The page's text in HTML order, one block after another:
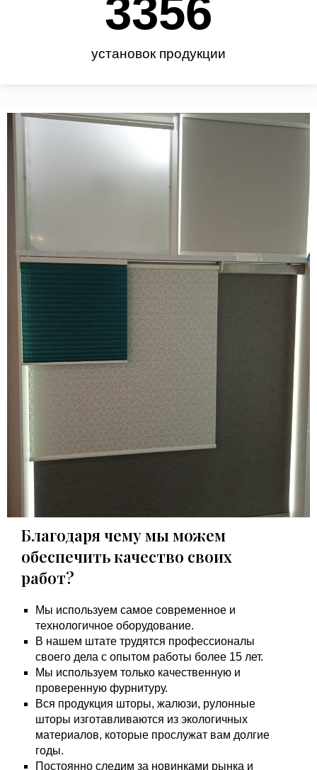
установок продукции
3450
Благодаря чему мы можем
обеспечить качество своих
работ?
Мы используем самое современное и
технологичное оборудование.
В нашем штате трудятся профессионалы
своего дела с опытом работы более 15 лет.
Мы используем только качественную и
проверенную фурнитуру.
Вся продукция шторы, жалюзи, рулонные
шторы изготавливаются из экологичных
материалов, которые прослужат вам долгие
годы.
Постоянно следим за новинками рынка и